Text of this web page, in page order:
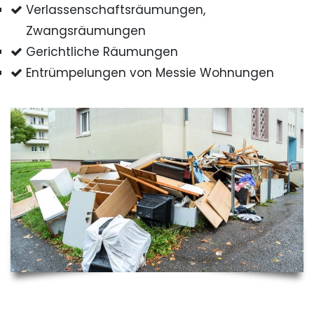
Verlassenschaftsräumungen,
Zwangsräumungen
Gerichtliche Räumungen
Entrümpelungen von Messie Wohnungen